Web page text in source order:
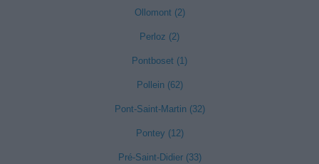
Ollomont (2)
Perloz (2)
Pontboset (1)
Pollein (62)
Pont-Saint-Martin (32)
Pontey (12)
Pré-Saint-Didier (33)